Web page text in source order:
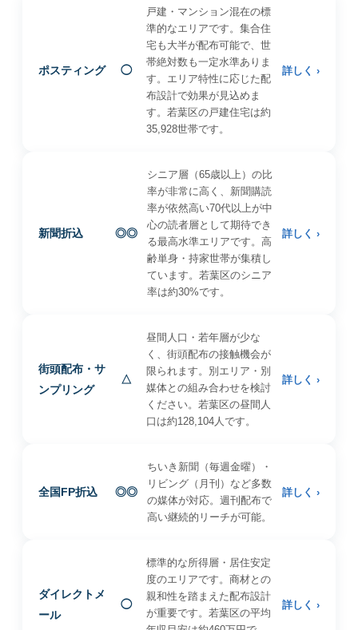
ポスティング ◯
戸建・マンション混在の標
準的なエリアです。集合住
宅も大半が配布可能で、世
帯絶対数も一定水準ありま
す。エリア特性に応じた配
布設計で効果が見込めま
す。若葉区の戸建住宅は約
35,928世帯です。
詳しく ›
新聞折込 ◎◎
シニア層（65歳以上）の比
率が非常に高く、新聞購読
率が依然高い70代以上が中
心の読者層として期待でき
る最高水準エリアです。高
齢単身・持家世帯が集積し
ています。若葉区のシニア
率は約30%です。
詳しく ›
街頭配布・サ
ンプリング
△
昼間人口・若年層が少な
く、街頭配布の接触機会が
限られます。別エリア・別
媒体との組み合わせを検討
ください。若葉区の昼間人
口は約128,104人です。
詳しく ›
全国FP折込 ◎◎
ちいき新聞（毎週金曜）・
リビング（月刊）など多数
の媒体が対応。週刊配布で
高い継続的リーチが可能。
詳しく ›
ダイレクトメ
ール
◯
標準的な所得層・居住安定
度のエリアです。商材との
親和性を踏まえた配布設計
が重要です。若葉区の平均
詳しく ›